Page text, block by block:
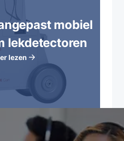
mobiel
lekdetectoren
lezen